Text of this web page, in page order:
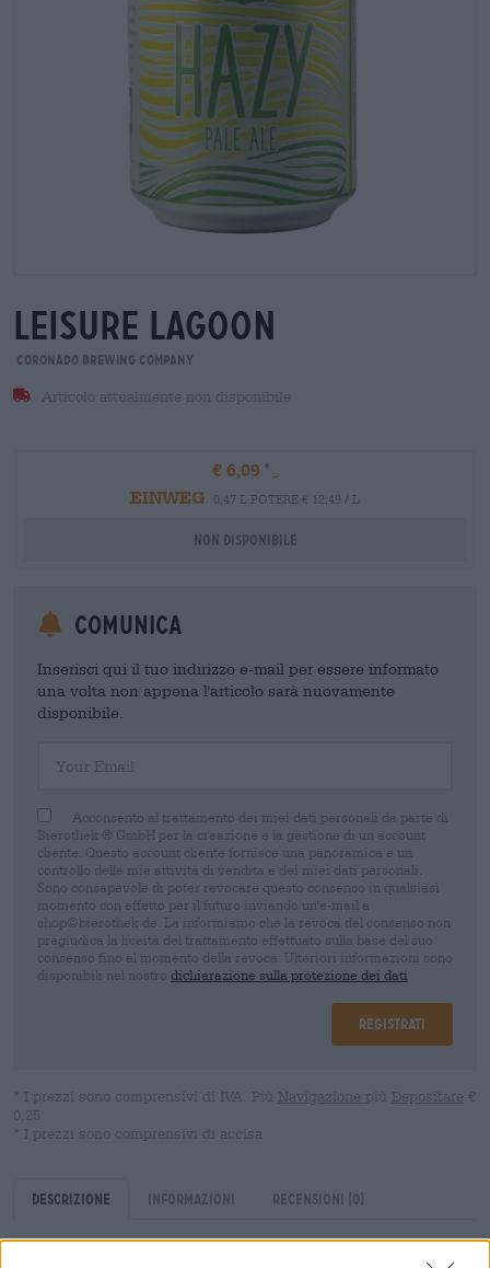
leisure lagoon
Coronado Brewing Company
Articolo attualmente non disponibile
€ 6,09
EINWEG
0,47 L POTERE € 12,49 / L
Non disponibile
Comunica
Inserisci qui il tuo indirizzo e-mail per essere informato
una volta non appena l'articolo sarà nuovamente
disponibile.
Acconsento al trattamento dei miei dati personali da parte di
Bierothek ® GmbH per la creazione e la gestione di un account
cliente. Questo account cliente fornisce una panoramica e un
controllo delle mie attività di vendita e dei miei dati personali.
Sono consapevole di poter revocare questo consenso in qualsiasi
momento con effetto per il futuro inviando un'e-mail a
shop@bierothek.de. La informiamo che la revoca del consenso non
pregiudica la liceità del trattamento effettuato sulla base del suo
consenso fino al momento della revoca. Ulteriori informazioni sono
disponibili nel nostro dichiarazione sulla protezione dei dati
Registrati
* I prezzi sono comprensivi di IVA. Più Navigazione più Depositare €
0,25
* I prezzi sono comprensivi di accisa
Descrizione Informazioni Recensioni (0)